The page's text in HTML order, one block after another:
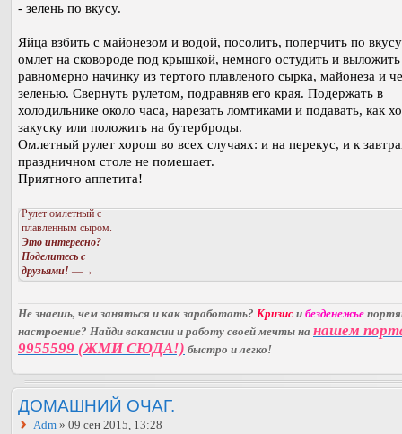
- зелень по вкусу.
Яйца взбить с майонезом и водой, посолить, поперчить по
омлет на сковороде под крышкой, немного остудить и выложить
равномерно начинку из тертого плавленого сырка, майонеза и
зеленью. Свернуть рулетом, подравняв его края. Подержать в
холодильнике около часа, нарезать ломтиками и подавать, как
закуску или положить на бутерброды.
Омлетный рулет хорош во всех случаях: и на перекус, и к
праздничном столе не помешает.
Приятного аппетита!
Рулет омлетный с
плавленным сыром.
Это интересно?
Поделитесь с
друзьями! —→
Не знаешь, чем заняться и как заработать? Кризис и безденежье
настроение? Найди вакансии и работу своей мечты на нашем
9955599 (ЖМИ СЮДА!) быстро и легко!
ДОМАШНИЙ ОЧАГ.
Adm » 09 сен 2015, 13:28